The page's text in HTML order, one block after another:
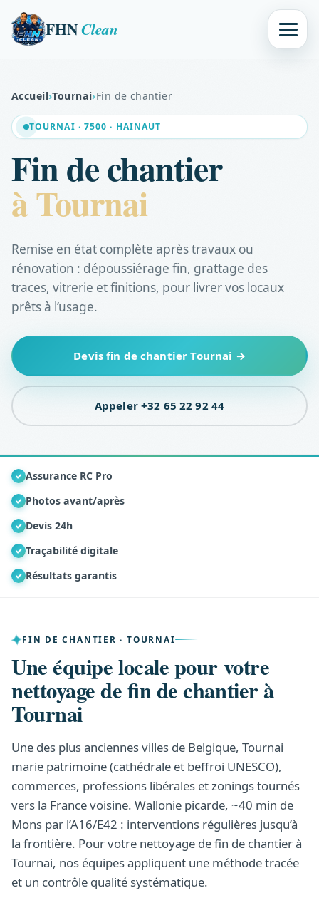
FHNClean
Accueil›Tournai›Fin de chantier
TOURNAI · 7500 · HAINAUT
Fin de chantier
à Tournai
Remise en état complète après travaux ou
rénovation : dépoussiérage fin, grattage des
traces, vitrerie et finitions, pour livrer vos locaux
prêts à l’usage.
Devis fin de chantier Tournai →
Appeler +32 65 22 92 44
✓ Assurance RC Pro
✓ Photos avant/après
✓ Devis 24h
✓ Traçabilité digitale
✓ Résultats garantis
FIN DE CHANTIER · TOURNAI
Une équipe locale pour votre
nettoyage de fin de chantier à
Tournai
Une des plus anciennes villes de Belgique, Tournai
marie patrimoine (cathédrale et beffroi UNESCO),
commerces, professions libérales et zonings tournés
vers la France voisine. Wallonie picarde, ~40 min de
Mons par l’A16/E42 : interventions régulières jusqu’à
la frontière. Pour votre nettoyage de fin de chantier à
Tournai, nos équipes appliquent une méthode tracée
et un contrôle qualité systématique.